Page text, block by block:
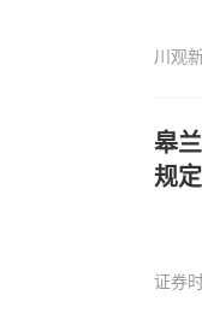
川观
皋
规
证券